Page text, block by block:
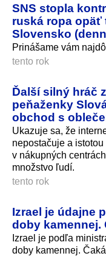
SNS stopla
ruská ropa opäť
Slovensko
Prinášame vám
tento rok
Ďalší silný hráč
peňaženky
obchod s
Ukazuje sa, že
nepostačuje a
v nákupných
množstvo ľudí.
tento rok
Izrael je údajne
doby kamennej.
Izrael je podľa
doby kamennej.